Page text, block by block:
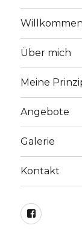
Willkommen
Über mich
Meine
Angebote
Galerie
Kontakt
https://